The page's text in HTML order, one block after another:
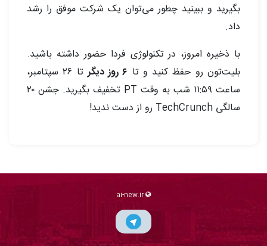
بگیرید و ببینید چطور می‌توان یک شرکت موفق را رشد
داد.
با ذخیره امروز، در تکنولوژی فردا حضور داشته باشید.
بلیت‌تون رو حفظ کنید و تا ۶ روز دیگر
تا ۲۶ سپتامبر،
ساعت ۱۱:۵۹ شب به وقت PT تخفیف بگیرید. جشن ۲۰
سالگی TechCrunch رو از دست ندید!